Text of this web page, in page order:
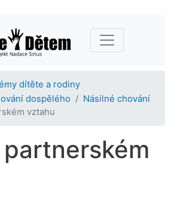
hlavnímu
obsahu
dítěte a rodiny
dospělého
Násilné chování
vztahu